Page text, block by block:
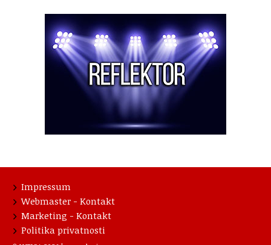
Impressum
Webmaster - Kontakt
Marketing - Kontakt
Politika privatnosti